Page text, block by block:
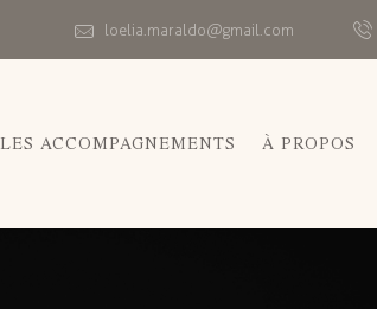
loelia.maraldo@gmail.com
LES ACCOMPAGNEMENTS À PROPOS